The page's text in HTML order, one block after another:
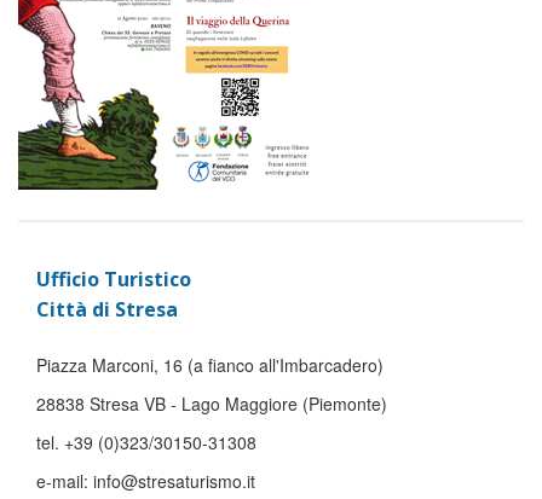
Ufficio Turistico
Città di Stresa
Piazza Marconi, 16 (a fianco all'Imbarcadero)
28838 Stresa VB - Lago Maggiore (Piemonte)
tel. +39 (0)323/30150-31308
e-mail: info@stresaturismo.it